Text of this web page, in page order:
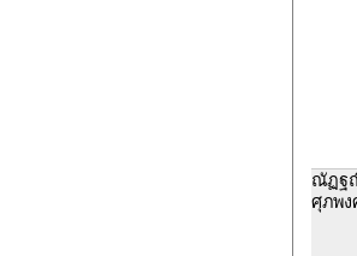
ณัฏฐ
ศุภพง